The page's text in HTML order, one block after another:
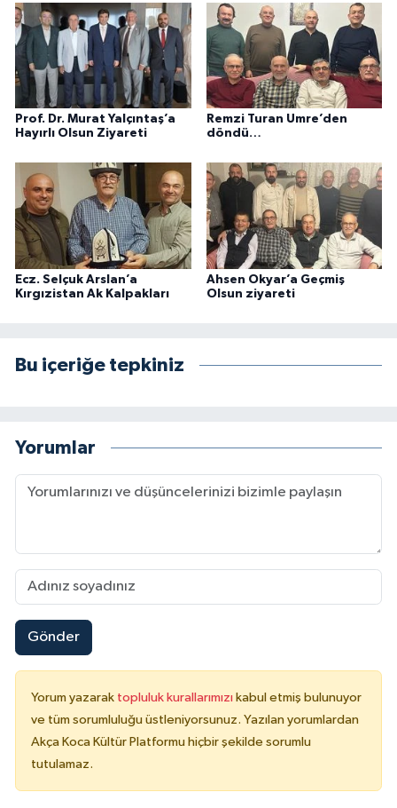
Prof. Dr. Murat Yalçıntaş’a
Hayırlı Olsun Ziyareti
Remzi Turan Umre’den
döndü…
Ecz. Selçuk Arslan’a
Kırgızistan Ak Kalpakları
Ahsen Okyar’a Geçmiş
Olsun ziyareti
Bu içeriğe tepkiniz
Yorumlar
Gönder
Yorum yazarak topluluk kurallarımızı kabul etmiş bulunuyor
ve tüm sorumluluğu üstleniyorsunuz. Yazılan yorumlardan
Akça Koca Kültür Platformu hiçbir şekilde sorumlu
tutulamaz.